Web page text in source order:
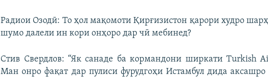
Радиои Озодӣ: То ҳол мақомоти Қирғизистон қарори худро
шумо далели ин кори онҳоро дар чӣ мебинед?
Стив Свердлов: “Як санаде ба кормандони ширкати Turkish
Ман онро фақат дар пулиси фурудгоҳи Истамбул дида